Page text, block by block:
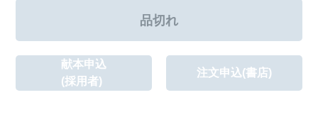
献本申込
(採用者)
注文申込(書店)